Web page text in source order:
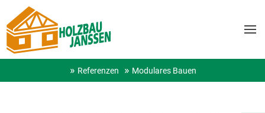
Referenzen Modulares Bauen